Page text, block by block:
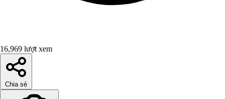
16,969 lượt xem
Chia sẻ